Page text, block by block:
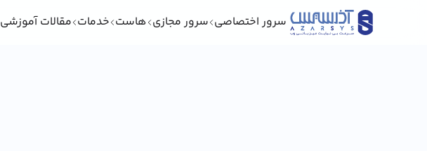
سرور اختصاصی سرور مجازی هاست خدمات مقالات آموزشی